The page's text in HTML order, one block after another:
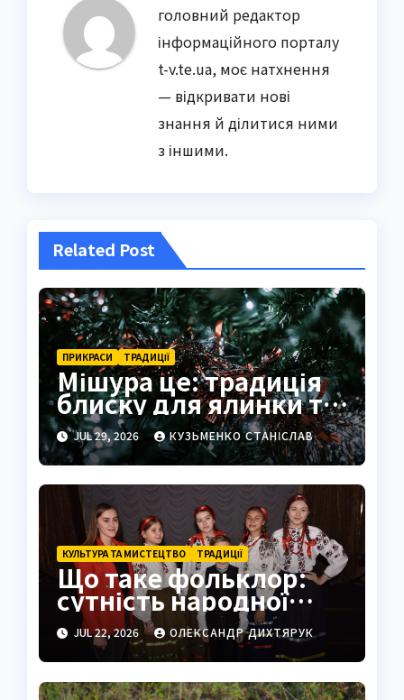
головний редактор
інформаційного порталу
t-v.te.ua, моє натхнення
— відкривати нові
знання й ділитися ними
з іншими.
Related Post
ПРИКРАСИ ТРАДИЦІЇ
Мішура це: традиція
блиску для ялинки та
свята
JUL 29, 2026 КУЗЬМЕНКО СТАНІСЛАВ
КУЛЬТУРА ТА МИСТЕЦТВО ТРАДИЦІЇ
Що таке фольклор:
сутність народної
творчості
JUL 22, 2026 ОЛЕКСАНДР ДИХТЯРУК